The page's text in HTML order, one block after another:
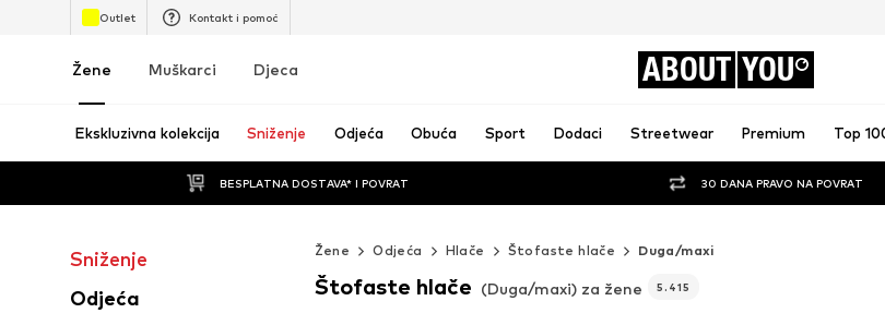
Outlet Kontakt i pomoć
Žene Muškarci Djeca ABOUT YOU
Ekskluzivna kolekcija Sniženje Odjeća Obuća Sport Dodaci Streetwear Premium Top
BESPLATNA DOSTAVA* I POVRAT 30 DANA PRAVO NA POVRAT
Sniženje
Odjeća
Žene Odjeća Hlače Štofaste hlače Duga/maxi
Štofaste hlače (Duga/maxi) za žene 5.415